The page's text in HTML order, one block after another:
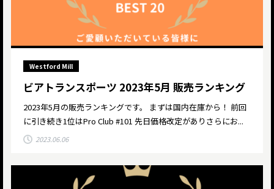
Westford Mill
ビアトランスポーツ 2023年5月 販売ランキング
2023年5月の販売ランキングです。 まずは国内在庫から！ 前回
に引き続き1位はPro Club #101 先日価格改定がありさらにお...
2023.06.06